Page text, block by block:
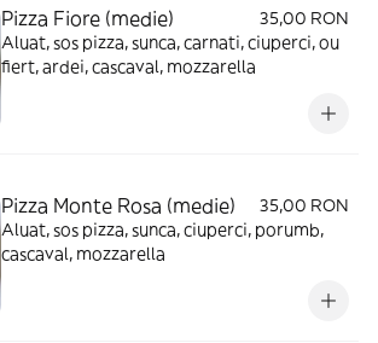
Pizza Fiore (medie)
35,00 RON
Aluat, sos pizza, sunca, carnati, ciuperci, ou
fiert, ardei, cascaval, mozzarella
Pizza Monte Rosa (medie)
35,00 RON
Aluat, sos pizza, sunca, ciuperci, porumb,
cascaval, mozzarella